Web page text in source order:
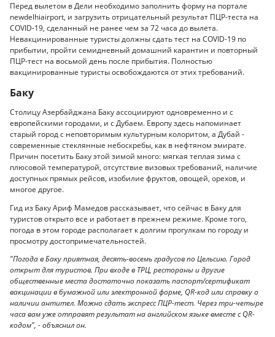
Перед вылетом в Дели необходимо заполнить форму на портале
newdelhiairport, и загрузить отрицательный результат ПЦР-теста на
COVID-19, сделанный не ранее чем за 72 часа до вылета.
Невакцинированные туристы должны сдать тест на COVID-19 по
прибытии, пройти семидневный домашний карантин и повторный
ПЦР-тест на восьмой день после прибытия. Полностью
вакцинированные туристы освобождаются от этих требований.
Баку
Столицу Азербайджана Баку ассоциируют одновременно и с
европейскими городами, и с Дубаем. Европу здесь напоминает
старый город с неповторимым культурным колоритом, а Дубай -
современные стеклянные небоскребы, как в нефтяном эмирате.
Причин посетить Баку этой зимой много: мягкая теплая зима с
плюсовой температурой, отсутствие визовых требований, наличие
доступных прямых рейсов, изобилие фруктов, овощей, орехов, и
многое другое.
Гид из Баку Ариф Мамедов рассказывает, что сейчас в Баку для
туристов открыто все и работает в прежнем режиме. Кроме того,
погода в этом городе располагает к долгим прогулкам по городу и
просмотру достопримечательностей.
"Погода в Баку приятная, десять-восемь градусов по Цельсию. Город
открыт для туристов. При входе в ТРЦ, рестораны и другие
общественные места достаточно показать паспорт/сертификат
вакцинации в бумажной или электронной форме, QR-код или справку о
наличии антител. Можно сдать экспресс ПЦР-тест. Через три-четыре
часа вам уже отправят результат на английском языке вместе с QR-
кодом", - объяснил он.